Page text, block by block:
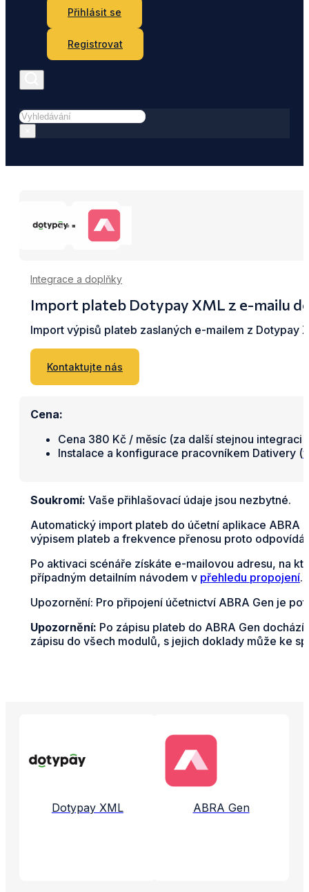
Přihlásit se
Registrovat
Hledat
Integrace a doplňky
Import plateb Dotypay XML z e-mailu
Import výpisů plateb zaslaných e-mailem z Dotypay
Kontaktujte nás
Cena:
Cena 380 Kč / měsíc (za další stejnou integraci
Instalace a konfigurace pracovníkem Dativery (
Soukromí: Vaše přihlašovací údaje jsou nezbytné.
Automatický import plateb do účetní aplikace ABRA
výpisem plateb a frekvence přenosu proto
Po aktivaci scénáře získáte e-mailovou adresu, na
případným detailním návodem v přehledu propojení.
Upozornění: Pro připojení účetnictví ABRA Gen je
Upozornění: Po zápisu plateb do ABRA Gen
zápisu do všech modulů, s jejich doklady může ke
Propojené aplikace a služby
Dotypay XML ABRA Gen